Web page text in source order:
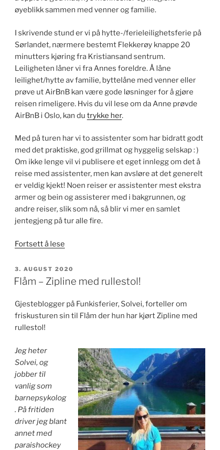
øyeblikk sammen med venner og familie.
I skrivende stund er vi på hytte-/ferieleilighetsferie på
Sørlandet, nærmere bestemt Flekkerøy knappe 20
minutters kjøring fra Kristiansand sentrum.
Leiligheten låner vi fra Annes foreldre. Å låne
leilighet/hytte av familie, byttelåne med venner eller
prøve ut AirBnB kan være gode løsninger for å gjøre
reisen rimeligere. Hvis du vil lese om da Anne prøvde
AirBnB i Oslo, kan du trykke her.
Med på turen har vi to assistenter som har bidratt godt
med det praktiske, god grillmat og hyggelig selskap : )
Om ikke lenge vil vi publisere et eget innlegg om det å
reise med assistenter, men kan avsløre at det generelt
er veldig kjekt! Noen reiser er assistenter mest ekstra
armer og bein og assisterer med i bakgrunnen, og
andre reiser, slik som nå, så blir vi mer en samlet
jentegjeng på tur alle fire.
Fortsett å lese
ferieleilighet
i
PUBLISERT
3. AUGUST 2020
Flåm – Zipline med rullestol!
Gjesteblogger på Funkisferier, Solvei, forteller om
friskusturen sin til Flåm der hun har kjørt Zipline med
rullestol!
Jeg heter
Solvei, og
jobber til
vanlig som
barnepsykolog
. På fritiden
driver jeg blant
annet med
paraishockey